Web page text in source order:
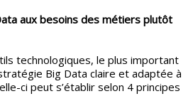
aux besoins des métiers plutôt
technologiques, le plus important
Big Data claire et adaptée à
ci peut s’établir selon 4 principes